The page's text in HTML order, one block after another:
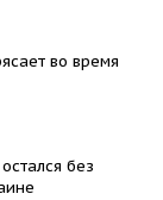
во время
без